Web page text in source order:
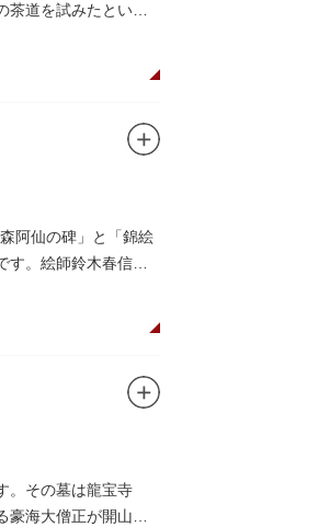
道を試みたといわ
阿仙の碑」と「錦絵
。絵師鈴木春信は
。その墓は龍宝寺
豪海大僧正が開山し